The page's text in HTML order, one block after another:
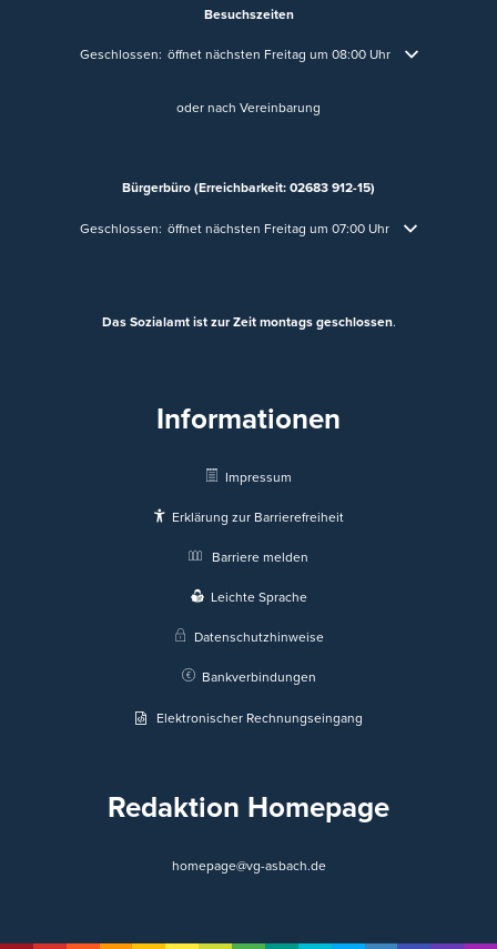
Besuchszeiten
Klicken, um weitere Öffnungs- oder Schließzeiten auszublenden
Geschlossen: öffnet nächsten Freitag um 08:00 Uhr
oder nach Vereinbarung
Bürgerbüro (Erreichbarkeit: 02683 912-15)
Klicken, um weitere Öffnungs- oder Schließzeiten auszublenden
Geschlossen: öffnet nächsten Freitag um 07:00 Uhr
Das Sozialamt ist zur Zeit montags geschlossen.
Informationen
Impressum
Erklärung zur Barrierefreiheit
Barriere melden
Leichte Sprache
Datenschutzhinweise
Bankverbindungen
Elektronischer Rechnungseingang
Redaktion Homepage
homepage@vg-asbach.de